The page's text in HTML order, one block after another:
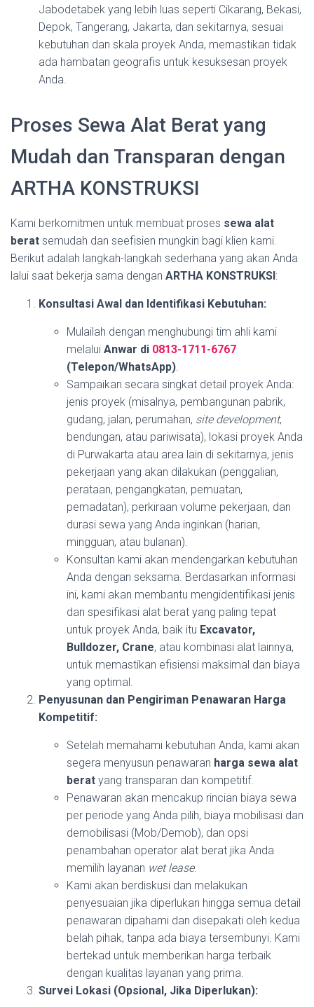
Jabodetabek yang lebih luas seperti Cikarang, Bekasi,
Depok, Tangerang, Jakarta, dan sekitarnya, sesuai
kebutuhan dan skala proyek Anda, memastikan tidak
ada hambatan geografis untuk kesuksesan proyek
Anda.
Proses Sewa Alat Berat yang
Mudah dan Transparan dengan
ARTHA KONSTRUKSI
Kami berkomitmen untuk membuat proses sewa alat
berat semudah dan seefisien mungkin bagi klien kami.
Berikut adalah langkah-langkah sederhana yang akan Anda
lalui saat bekerja sama dengan ARTHA KONSTRUKSI :
Konsultasi Awal dan Identifikasi Kebutuhan:
Mulailah dengan menghubungi tim ahli kami
melalui Anwar di 0813-1711-6767
(Telepon/WhatsApp).
Sampaikan secara singkat detail proyek Anda:
jenis proyek (misalnya, pembangunan pabrik,
gudang, jalan, perumahan, site development,
bendungan, atau pariwisata), lokasi proyek Anda
di Purwakarta atau area lain di sekitarnya, jenis
pekerjaan yang akan dilakukan (penggalian,
perataan, pengangkatan, pemuatan,
pemadatan), perkiraan volume pekerjaan, dan
durasi sewa yang Anda inginkan (harian,
mingguan, atau bulanan).
Konsultan kami akan mendengarkan kebutuhan
Anda dengan seksama. Berdasarkan informasi
ini, kami akan membantu mengidentifikasi jenis
dan spesifikasi alat berat yang paling tepat
untuk proyek Anda, baik itu Excavator,
Bulldozer, Crane, atau kombinasi alat lainnya,
untuk memastikan efisiensi maksimal dan biaya
yang optimal.
Penyusunan dan Pengiriman Penawaran Harga
Kompetitif:
Setelah memahami kebutuhan Anda, kami akan
segera menyusun penawaran harga sewa alat
berat yang transparan dan kompetitif.
Penawaran akan mencakup rincian biaya sewa
per periode yang Anda pilih, biaya mobilisasi dan
demobilisasi (Mob/Demob), dan opsi
penambahan operator alat berat jika Anda
memilih layanan wet lease.
Kami akan berdiskusi dan melakukan
penyesuaian jika diperlukan hingga semua detail
penawaran dipahami dan disepakati oleh kedua
belah pihak, tanpa ada biaya tersembunyi. Kami
bertekad untuk memberikan harga terbaik
dengan kualitas layanan yang prima.
Survei Lokasi (Opsional, Jika Diperlukan):